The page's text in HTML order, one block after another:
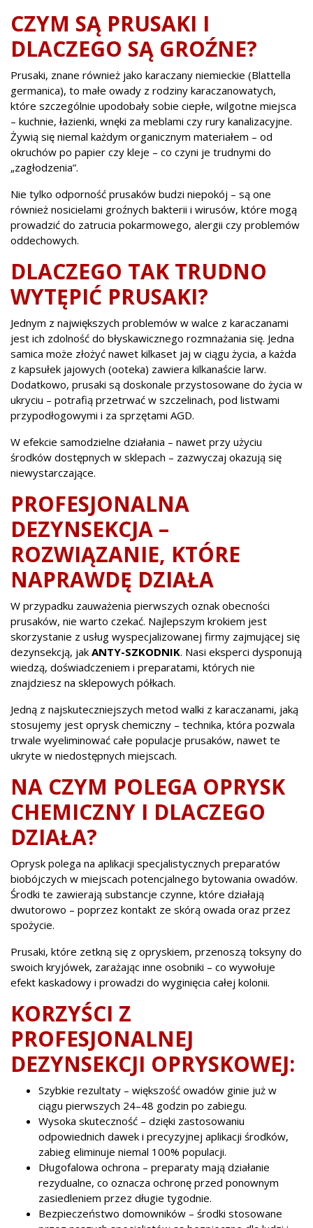
CZYM SĄ PRUSAKI I
DLACZEGO SĄ GROŹNE?
Prusaki, znane również jako karaczany niemieckie (Blattella
germanica), to małe owady z rodziny karaczanowatych,
które szczególnie upodobały sobie ciepłe, wilgotne miejsca
– kuchnie, łazienki, wnęki za meblami czy rury kanalizacyjne.
Żywią się niemal każdym organicznym materiałem – od
okruchów po papier czy kleje – co czyni je trudnymi do
„zagłodzenia”.
Nie tylko odporność prusaków budzi niepokój – są one
również nosicielami groźnych bakterii i wirusów, które mogą
prowadzić do zatrucia pokarmowego, alergii czy problemów
oddechowych.
DLACZEGO TAK TRUDNO
WYTĘPIĆ PRUSAKI?
Jednym z największych problemów w walce z karaczanami
jest ich zdolność do błyskawicznego rozmnażania się. Jedna
samica może złożyć nawet kilkaset jaj w ciągu życia, a każda
z kapsułek jajowych (ooteka) zawiera kilkanaście larw.
Dodatkowo, prusaki są doskonale przystosowane do życia w
ukryciu – potrafią przetrwać w szczelinach, pod listwami
przypodłogowymi i za sprzętami AGD.
W efekcie samodzielne działania – nawet przy użyciu
środków dostępnych w sklepach – zazwyczaj okazują się
niewystarczające.
PROFESJONALNA
DEZYNSEKCJA –
ROZWIĄZANIE, KTÓRE
NAPRAWDĘ DZIAŁA
W przypadku zauważenia pierwszych oznak obecności
prusaków, nie warto czekać. Najlepszym krokiem jest
skorzystanie z usług wyspecjalizowanej firmy zajmującej się
dezynsekcją, jak ANTY-SZKODNIK. Nasi eksperci dysponują
wiedzą, doświadczeniem i preparatami, których nie
znajdziesz na sklepowych półkach.
Jedną z najskuteczniejszych metod walki z karaczanami, jaką
stosujemy jest oprysk chemiczny – technika, która pozwala
trwale wyeliminować całe populacje prusaków, nawet te
ukryte w niedostępnych miejscach.
NA CZYM POLEGA OPRYSK
CHEMICZNY I DLACZEGO
DZIAŁA?
Oprysk polega na aplikacji specjalistycznych preparatów
biobójczych w miejscach potencjalnego bytowania owadów.
Środki te zawierają substancje czynne, które działają
dwutorowo – poprzez kontakt ze skórą owada oraz przez
spożycie.
Prusaki, które zetkną się z opryskiem, przenoszą toksyny do
swoich kryjówek, zarażając inne osobniki – co wywołuje
efekt kaskadowy i prowadzi do wyginięcia całej kolonii.
KORZYŚCI Z
PROFESJONALNEJ
DEZYNSEKCJI OPRYSKOWEJ:
Szybkie rezultaty – większość owadów ginie już w
ciągu pierwszych 24–48 godzin po zabiegu.
Wysoka skuteczność – dzięki zastosowaniu
odpowiednich dawek i precyzyjnej aplikacji środków,
zabieg eliminuje niemal 100% populacji.
Długofalowa ochrona – preparaty mają działanie
rezydualne, co oznacza ochronę przed ponownym
zasiedleniem przez długie tygodnie.
Bezpieczeństwo domowników – środki stosowane